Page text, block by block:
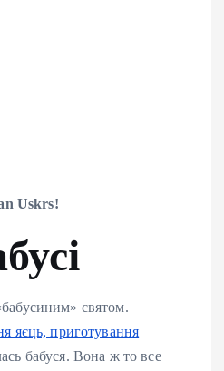
Uskrs!
святом.
яєць, приготування
бабуся. Вона ж то все